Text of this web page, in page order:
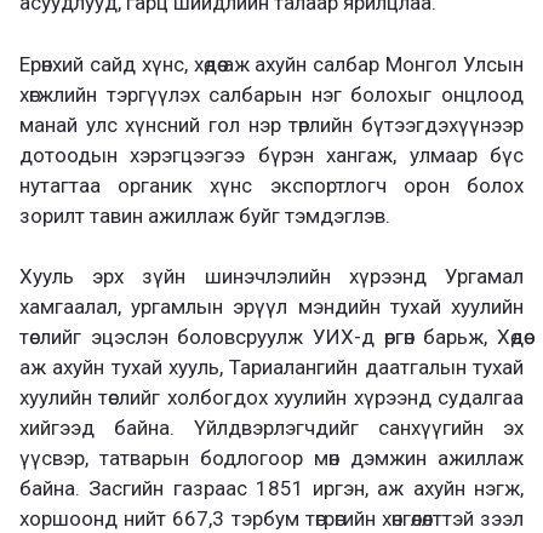
Ерөнхий сайд хүнс, хөдөө аж ахуйн салбар Монгол Улсын
хөгжлийн тэргүүлэх салбарын нэг болохыг онцлоод
манай улс хүнсний гол нэр төрлийн бүтээгдэхүүнээр
дотоодын хэрэгцээгээ бүрэн хангаж, улмаар бүс
нутагтаа органик хүнс экспортлогч орон болох
зорилт тавин ажиллаж буйг тэмдэглэв.
Хууль эрх зүйн шинэчлэлийн хүрээнд Ургамал
хамгаалал, ургамлын эрүүл мэндийн тухай хуулийн
төслийг эцэслэн боловсруулж УИХ-д өргөн барьж, Хөдөө
аж ахуйн тухай хууль, Тариалангийн даатгалын тухай
хуулийн төслийг холбогдох хуулийн хүрээнд судалгаа
хийгээд байна. Үйлдвэрлэгчдийг санхүүгийн эх
үүсвэр, татварын бодлогоор мөн дэмжин ажиллаж
байна. Засгийн газраас 1851 иргэн, аж ахуйн нэгж,
хоршоонд нийт 667,3 тэрбум төгрөгийн хөнгөлөлттэй зээл